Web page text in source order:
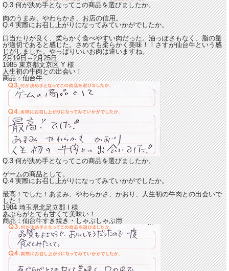
Q.3 何が決め手となってこの商品を選びましたか。
肉のうまみ、やわらかさ、お店の信用。
Q.4 実際にお召し上がりになってみていかがでしたか。
口当たりが良く、柔らかく食べやすい肉だった。油っぽさもなく、脂の量
が適切であると感じた。さめても柔らかく美味！！さすが仙台牛という感
じがしました。やっぱりいいお肉は違いますね。
2月19日～2月25日
1985 東京都文京区Y様
人生初の牛肉との出会い！
商品：仙台牛
Q.3 何が決め手となってこの商品を選びましたか。
ゲームの商品として。
Q.4 実際にお召し上がりになってみていかがでしたか。
最高！でした！あまみ、やわらかさ、かおり、人生初の牛肉との出会いで
した！
1984 埼玉県北足立郡I様
あぶらがとても甘くて美味い！
商品：仙台牛すき焼き・しゃぶしゃぶ用